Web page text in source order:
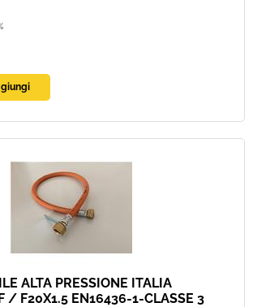
ALTA PRESSIONE ITALIA
/ F20X1.5 EN16436-1-CLASSE 3